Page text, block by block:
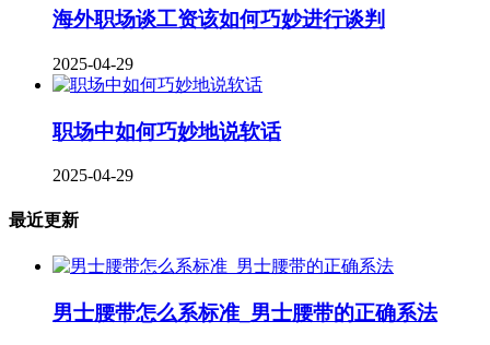
海外职场谈工资该如何巧妙进行谈判
2025-04-29
职场中如何巧妙地说软话
2025-04-29
最近更新
男士腰带怎么系标准_男士腰带的正确系法